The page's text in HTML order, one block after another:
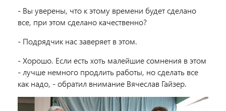
- Вы уверены, что к этому времени будет сделано
все, при этом сделано качественно?
- Подрядчик нас заверяет в этом.
- Хорошо. Если есть хоть малейшие сомнения в этом
- лучше немного продлить работы, но сделать все
как надо, - обратил внимание Вячеслав Гайзер.